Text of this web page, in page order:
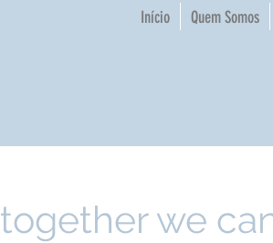
Início Quem Somos
together we